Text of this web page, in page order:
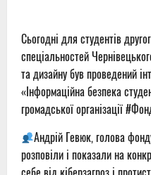
Сьогодні для студентів
спеціальностей
та дизайну був проведений
«Інформаційна безпека
громадської організації
Андрій Гевюк, голова
розповіли і показали на